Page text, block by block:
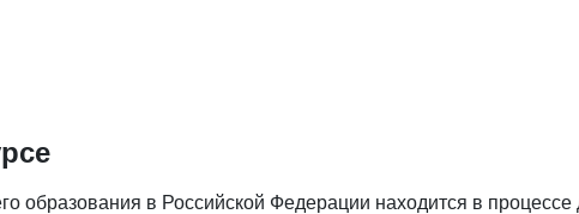
образования в Российской Федерации находится в процессе